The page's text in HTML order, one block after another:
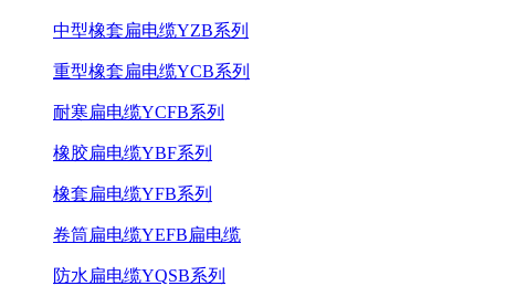
中型橡套扁电缆YZB系列
重型橡套扁电缆YCB系列
耐寒扁电缆YCFB系列
橡胶扁电缆YBF系列
橡套扁电缆YFB系列
卷筒扁电缆YEFB扁电缆
防水扁电缆YQSB系列